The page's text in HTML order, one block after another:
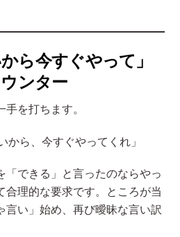
ら今すぐやって」
ンター
を打ちます。
から、今すぐやってくれ」
「できる」と言ったのならやっ
合理的な要求です。ところが当
言い」始め、再び曖昧な言い訳